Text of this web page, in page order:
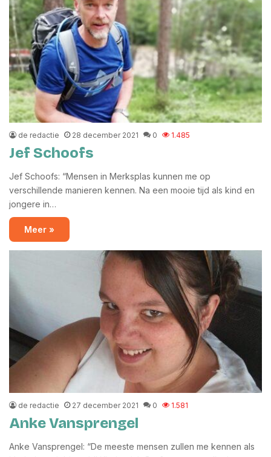
de redactie 28 december 2021 0 1.485
Jef Schoofs
Jef Schoofs: “Mensen in Merksplas kunnen me op
verschillende manieren kennen. Na een mooie tijd als kind en
jongere in…
Meer »
de redactie 27 december 2021 0 1.581
Anke Vansprengel
Anke Vansprengel: “De meeste mensen zullen me kennen als